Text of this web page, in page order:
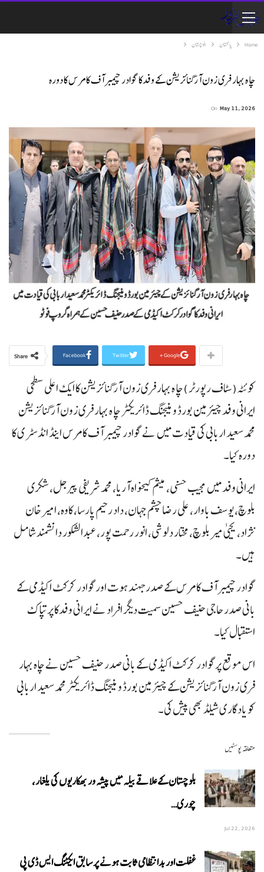
Home پاکستان بلوچستان
چا ہ بہار فری زون آرگنائزیشن کے وفدکا گوادر چیمبر آف کامرس کا دورہ
On May 11, 2026
Share Facebook Twitter Google+
کوئٹہ(سٹاف رپورٹر )چا ہ بہار فری زون آرگنائزیشن کا ایک اعلی سطحی
ایرانی وفد چیئرمین بورڈ و منیجنگ ڈائریکٹر چا ہ بہار فری زون آرگنائزیشن
محمد سعید اربابی کی قیادت میں نے گوادر چیمبر آف کامرس اینڈ انڈسٹری کا
دورہ کیا۔
ایرانی وفد میں مجیب حسنی، میثم کیخواہ آریا، محمد شریفی پیرجل، شکری
بلوچ، یوسف باوار، علی رضا چشم جہان، داد رحیم پارسا، کاوہ، امیر خان
نژاد، یحیی میر بلوچ، مختار دلوشی، انور رحمت پور، عبدالشکور دانشمند شامل
ہیں۔
گوادر چیمبر آف کامرس کے صدر جہند ہوت اورگوادر کرکٹ اکیڈمی کے
بانی صدر حاجی حنیف حسین سمیت دیگر افراد نے ایرانی وفدکا پرتپاک
استقبال کیا۔
اس موقع پرگوادر کرکٹ اکیڈمی کے بانی صدر حنیف حسین نے چاہ بہار
فری زون آرگنائزیشن کے چیئرمین بورڈ و منیجنگ ڈائریکٹر محمد سعید اربابی
کو یاد گاری شیلڈ بھی پیش کی۔
متعلقہ پوسٹیں
بلوچستان کے علاقے بیلہ میں پیشہ ور بھکاریوں کی یلغار،
چوری…
Jul 22, 2026
غفلت اور بدانتظامی ثابت ہونے پر سابق ایکٹنگ ایس ڈی پی